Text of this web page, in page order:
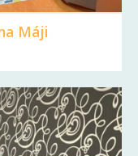
Máji